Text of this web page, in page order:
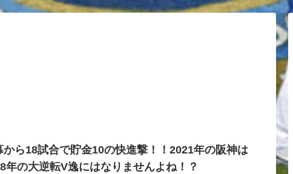
から18試合で貯金10の快進撃！！2021年の阪神は
年の大逆転V逸にはなりませんよね！？